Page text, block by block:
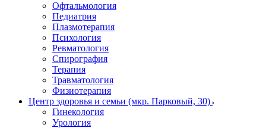
Офтальмология
Педиатрия
Плазмотерапия
Психология
Ревматология
Спирография
Терапия
Травматология
Физиотерапия
Центр здоровья и семьи (мкр. Парковый, 30)
Гинекология
Урология